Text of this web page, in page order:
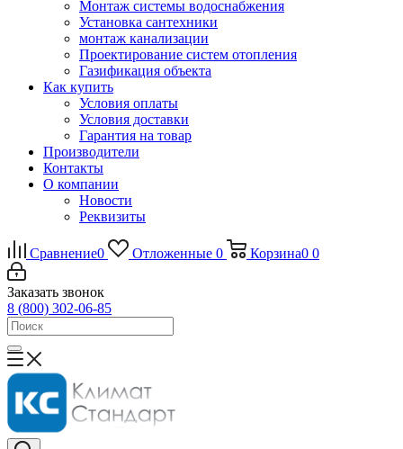
Монтаж системы водоснабжения
Установка сантехники
монтаж канализации
Проектирование систем отопления
Газификация объекта
Как купить
Условия оплаты
Условия доставки
Гарантия на товар
Производители
Контакты
О компании
Новости
Реквизиты
Сравнение0 Отложенные 0 Корзина0 0
Заказать звонок
8 (800) 302-06-85